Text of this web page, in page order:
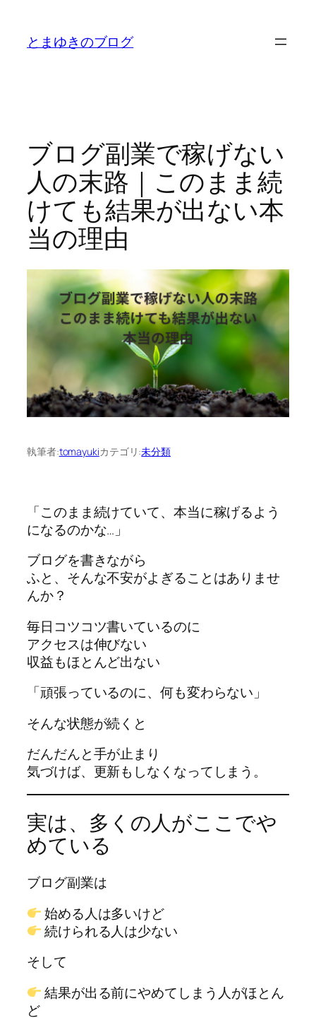
とまゆきのブログ
ブログ副業で稼げない
人の末路｜このまま続
けても結果が出ない本
当の理由
執筆者:tomayukiカテゴリ:未分類
「このまま続けていて、本当に稼げるよう
になるのかな…」
ブログを書きながら
ふと、そんな不安がよぎることはありませ
んか？
毎日コツコツ書いているのに
アクセスは伸びない
収益もほとんど出ない
「頑張っているのに、何も変わらない」
そんな状態が続くと
だんだんと手が止まり
気づけば、更新もしなくなってしまう。
実は、多くの人がここでや
めている
ブログ副業は
始める人は多いけど
続けられる人は少ない
そして
結果が出る前にやめてしまう人がほとん
ど